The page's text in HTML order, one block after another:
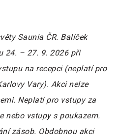
Saunia ČR. Balíček
24. – 27. 9. 2026 při
na recepci (neplatí pro
Vary). Akci nelze
Neplatí pro vstupy za
nebo vstupy s poukazem.
zásob. Obdobnou akci